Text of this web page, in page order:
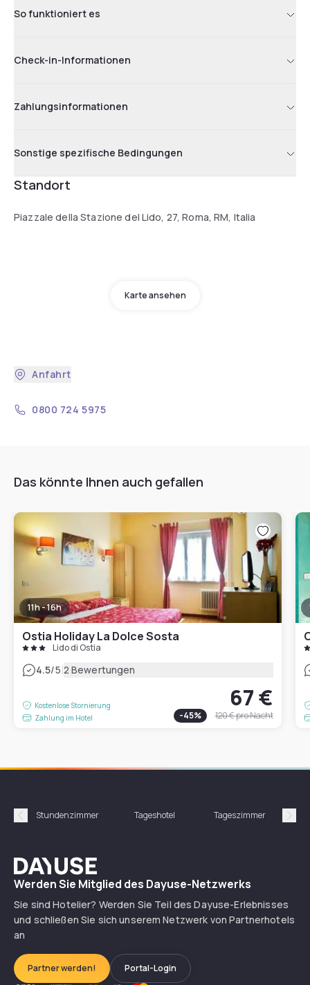
So funktioniert es
Check-in-Informationen
Zahlungsinformationen
Sonstige spezifische Bedingungen
Standort
Piazzale della Stazione del Lido, 27, Roma, RM, Italia
Karte ansehen
Anfahrt
0800 724 5975
Das könnte Ihnen auch gefallen
11h - 16h
Ostia Holiday La Dolce Sosta
Lido di Ostia
4.5/5|2 Bewertungen
Kostenlose Stornierung
Zahlung im Hotel
67 €
-45% 120 €pro Nacht
Précédent
Stundenzimmer Tageshotel Tageszimmer
Dayuse
Werden Sie Mitglied des Dayuse-Netzwerks
Sie sind Hotelier? Werden Sie Teil des Dayuse-Erlebnisses
und schließen Sie sich unserem Netzwerk von Partnerhotels
an
Partner werden! Portal-Login